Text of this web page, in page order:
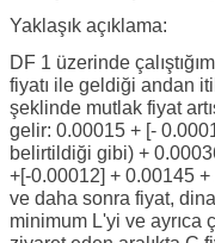
Yaklaşık açıklama:
DF 1 üzerinde
fiyatı ile geldiği andan
şeklinde mutlak fiyat
gelir: 0.00015 + [-
belirtildiği gibi) +
+[-0.00012] + 0.00145
ve daha sonra fiyat,
minimum L'yi ve ayrıca